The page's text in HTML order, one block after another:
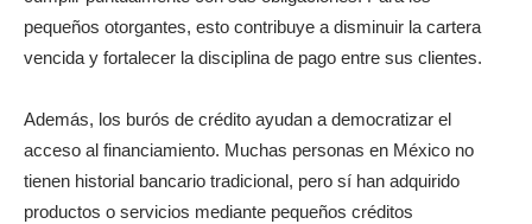
pequeños otorgantes, esto contribuye a disminuir la cartera
vencida y fortalecer la disciplina de pago entre sus clientes.
Además, los burós de crédito ayudan a democratizar el
acceso al financiamiento. Muchas personas en México no
tienen historial bancario tradicional, pero sí han adquirido
productos o servicios mediante pequeños créditos